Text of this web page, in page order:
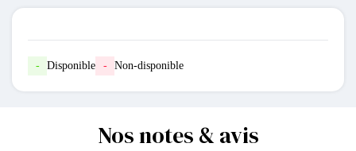
- Disponible - Non-disponible
Nos notes & avis